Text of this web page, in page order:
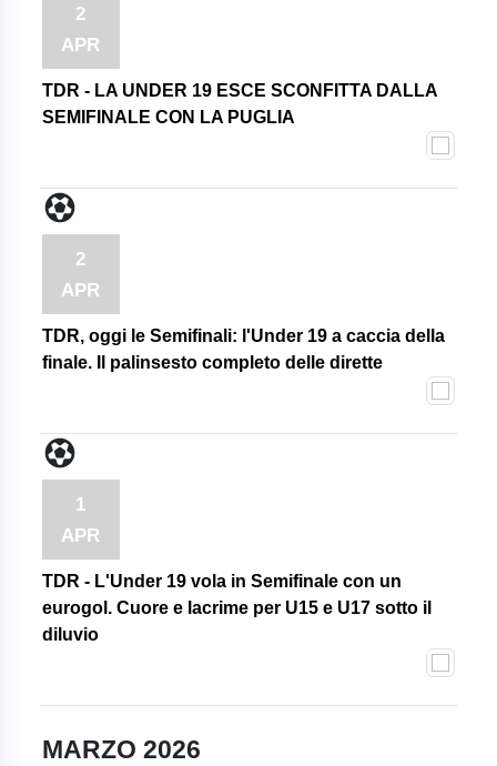
2
APR
TDR - LA UNDER 19 ESCE SCONFITTA DALLA
SEMIFINALE CON LA PUGLIA
2
APR
TDR, oggi le Semifinali: l'Under 19 a caccia della
finale. Il palinsesto completo delle dirette
1
APR
TDR - L'Under 19 vola in Semifinale con un
eurogol. Cuore e lacrime per U15 e U17 sotto il
diluvio
MARZO 2026